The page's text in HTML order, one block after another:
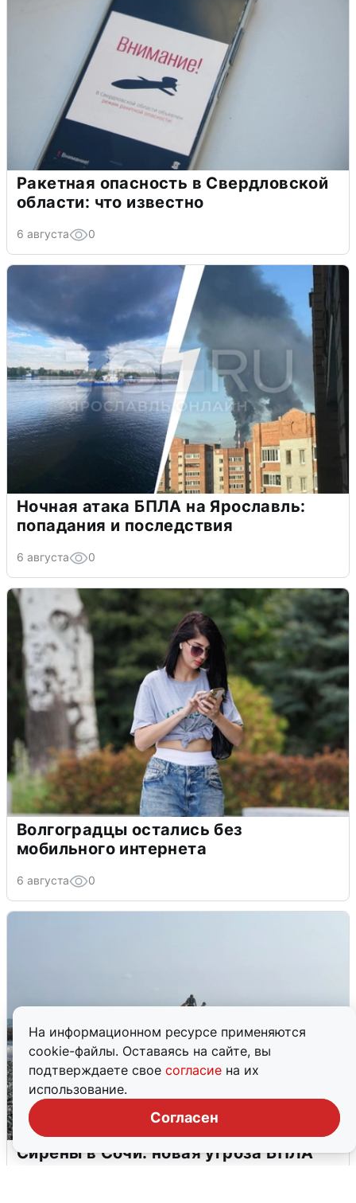
На информационном ресурсе применяются
cookie-файлы. Оставаясь на сайте, вы
подтверждаете свое согласие на их
использование.
Согласен
Ракетная опасность в Свердловской
области: что известно
6 августа 0
Ночная атака БПЛА на Ярославль:
попадания и последствия
6 августа 0
Волгоградцы остались без
мобильного интернета
6 августа 0
Сирены в Сочи: новая угроза БПЛА